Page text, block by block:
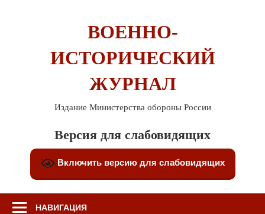
ВОЕННО-
ИСТОРИЧЕСКИЙ
ЖУРНАЛ
Издание Министерства обороны России
Версия для слабовидящих
Включить версию для слабовидящих
НАВИГАЦИЯ